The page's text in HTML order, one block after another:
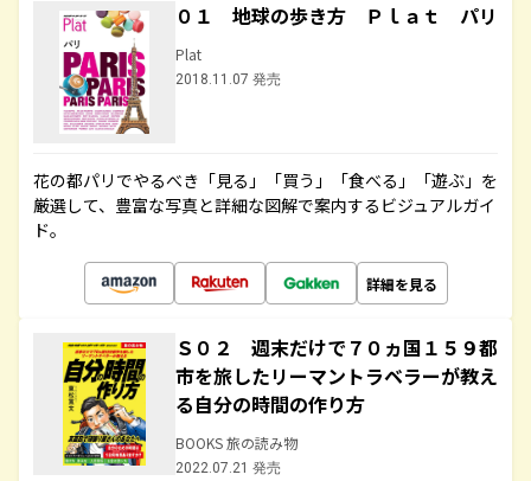
０１ 地球の歩き方 Ｐｌａｔ パリ
Plat
2018.11.07 発売
花の都パリでやるべき「見る」「買う」「食べる」「遊ぶ」を
厳選して、豊富な写真と詳細な図解で案内するビジュアルガイ
ド。
詳細を見る
Ｓ０２ 週末だけで７０ヵ国１５９都
市を旅したリーマントラベラーが教え
る自分の時間の作り方
BOOKS 旅の読み物
2022.07.21 発売